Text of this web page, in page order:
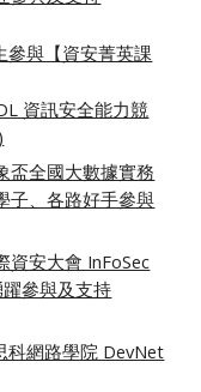
參與【資安菁英課
資訊安全能力競
盃全國大數據實務
子、各路好手參與
資安大會 InFoSec
參與及支持
科網路學院 DevNet